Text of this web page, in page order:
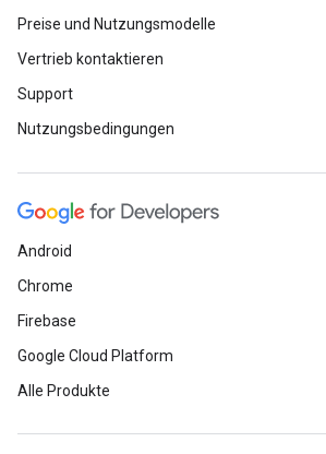
Preise und Nutzungsmodelle
Vertrieb kontaktieren
Support
Nutzungsbedingungen
Android
Chrome
Firebase
Google Cloud Platform
Alle Produkte